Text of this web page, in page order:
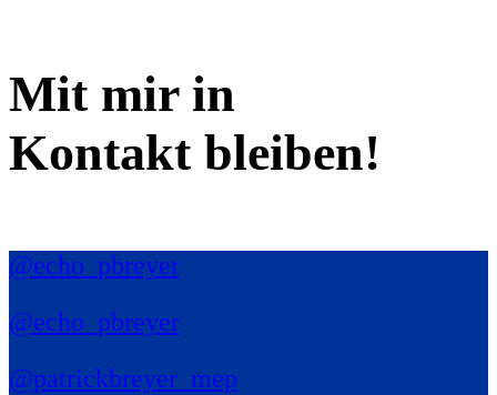
Mit mir in
Kontakt bleiben!
@echo_pbreyer
@echo_pbreyer
@patrickbreyer_mep